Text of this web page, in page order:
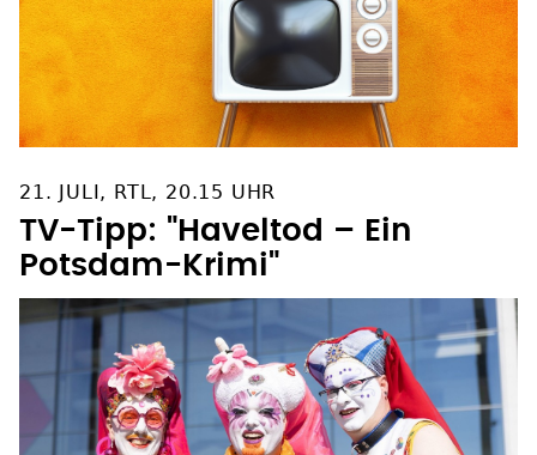
21. JULI, RTL, 20.15 UHR
TV-Tipp: "Haveltod – Ein